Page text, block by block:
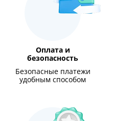
Оплата и
безопасность
Безопасные платежи
удобным способом